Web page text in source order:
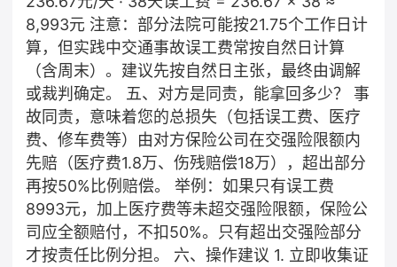
8,993元 注意：部分法院可能按21.75个工作日计
算，但实践中交通事故误工费常按自然日计算
（含周末）。建议先按自然日主张，最终由调解
或裁判确定。 五、对方是同责，能拿回多少？ 事
故同责，意味着您的总损失（包括误工费、医疗
费、修车费等）由对方保险公司在交强险限额内
先赔（医疗费1.8万、伤残赔偿18万），超出部分
再按50%比例赔偿。 举例：如果只有误工费
8993元，加上医疗费等未超交强险限额，保险公
司应全额赔付，不扣50%。只有超出交强险部分
才按责任比例分担。 六、操作建议 1. 立即收集证